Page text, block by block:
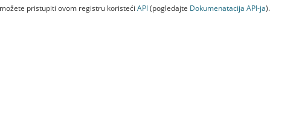
pristupiti ovom registru koristeći API(pogledajte Dokumenаtаcijа API-jа).